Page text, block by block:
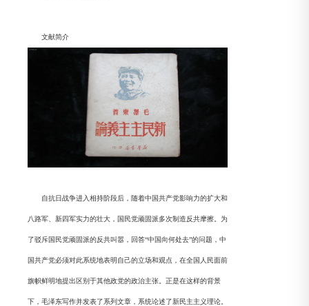
文献简介
自抗日战争进入相持阶段后，随着中国共产党影响力的扩大和
八路军、新四军实力的壮大，国民党顽固派多次制造反共摩擦。为
了驳斥国民党顽固派的反共叫嚣，回答“中国向何处去”的问题，中
国共产党必须对此系统地表明自己的立场和观点，在全国人民面前
旗帜鲜明地提出区别于其他政党的政治主张。正是在这样的背景
下，毛泽东写作并发表了系列文章，系统论述了新民主主义理论。